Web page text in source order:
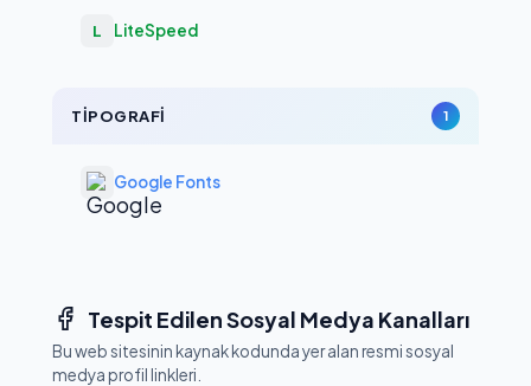
L LiteSpeed
TIPOGRAFI 1
Google Fonts
Tespit Edilen Sosyal Medya Kanalları
Bu web sitesinin kaynak kodunda yer alan resmi sosyal
medya profil linkleri.